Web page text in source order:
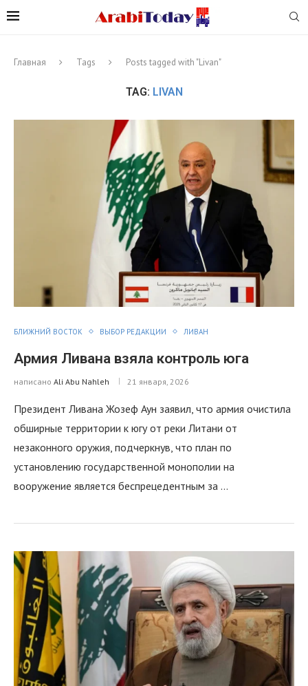
Главная Tags Posts tagged with "Livan"
TAG: LIVAN
БЛИЖНИЙ ВОСТОК ВЫБОР РЕДАКЦИИ ЛИВАН
Армия Ливана взяла контроль юга
написано Ali Abu Nahleh 21 января, 2026
Президент Ливана Жозеф Аун заявил, что армия очистила
обширные территории к югу от реки Литани от
незаконного оружия, подчеркнув, что план по
установлению государственной монополии на
вооружение является беспрецедентным за …